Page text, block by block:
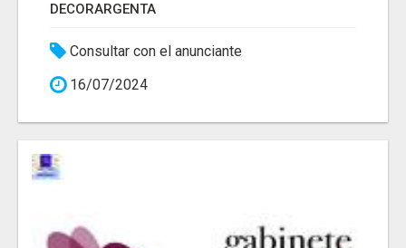
DECORARGENTA
Consultar con el anunciante
16/07/2024